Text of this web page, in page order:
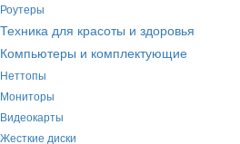
Роутеры
Техника для красоты и здоровья
Компьютеры и комплектующие
Неттопы
Мониторы
Видеокарты
Жесткие диски